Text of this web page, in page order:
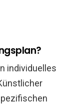
individuelles